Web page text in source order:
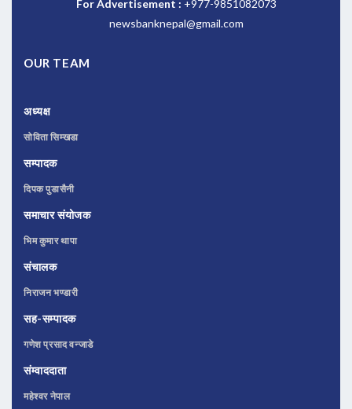
For Advertisement : +977-9851082073
newsbanknepal@gmail.com
OUR TEAM
अध्यक्ष
सोविता सिम्खडा
सम्पादक
दिपक पुडासैनी
समाचार संयोजक
भिम कुमार थापा
संचालक
निराजन भण्डारी
सह-सम्पादक
गणेश प्रसाद वन्जाडे
संम्वाददाता
महेश्वर नेपाल